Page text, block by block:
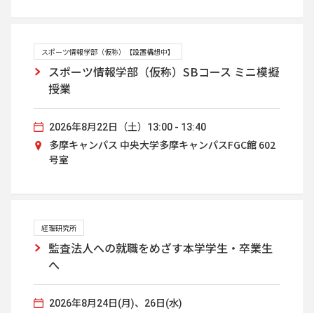
スポーツ情報学部（仮称）【設置構想中】
スポーツ情報学部（仮称）SBコース ミニ模擬
授業
2026年8月22日（土）13:00 - 13:40
多摩キャンパス 中央大学多摩キャンパスFGC館 602
号室
経理研究所
監査法人への就職をめざす本学学生・卒業生
へ
2026年8月24日(月)、26日(水)